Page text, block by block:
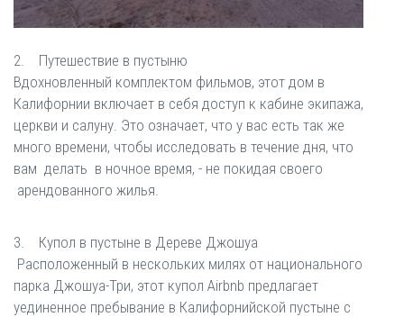
2. Путешествие в пустыню
Вдохновленный комплектом фильмов, этот дом в
Калифорнии включает в себя доступ к кабине экипажа,
церкви и салуну. Это означает, что у вас есть так же
много времени, чтобы исследовать в течение дня, что
вам делать в ночное время, - не покидая своего
арендованного жилья.
3. Купол в пустыне в Дереве Джошуа
Расположенный в нескольких милях от национального
парка Джошуа-Три, этот купол Airbnb предлагает
уединенное пребывание в Калифорнийской пустыне с